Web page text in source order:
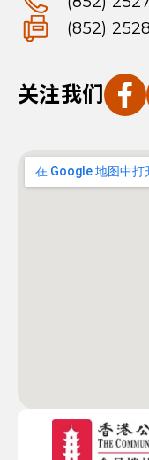
(852)
关注我们